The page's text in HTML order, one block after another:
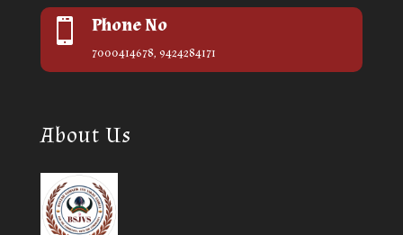
 Phone No
7000414678, 9424284171
About Us